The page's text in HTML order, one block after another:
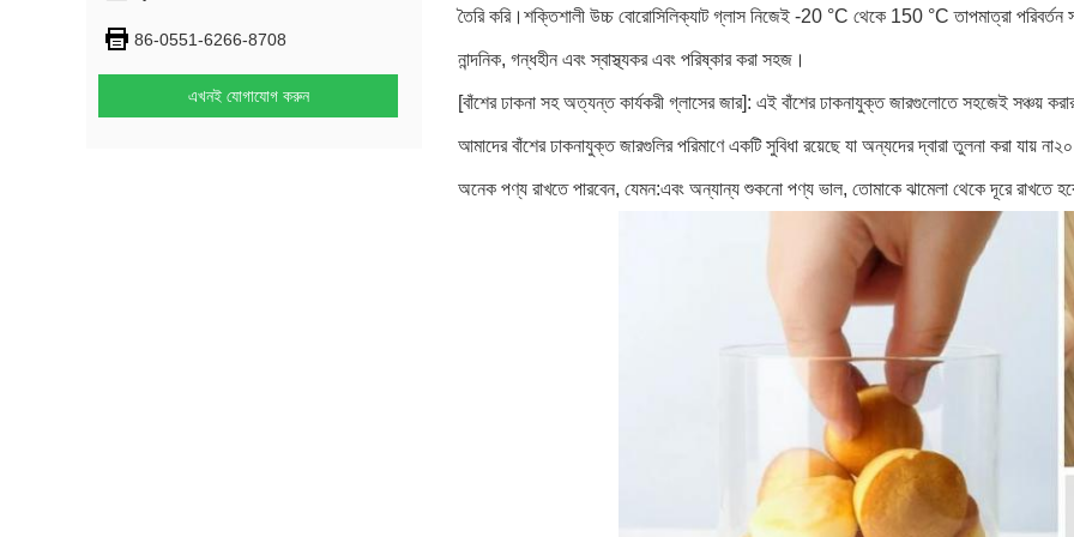
86-0551-6266-8708
এখনই যোগাযোগ করুন
তৈরি করি।শক্তিশালী উচ্চ বোরোসিলিক্যাট গ্লাস নিজেই -20 °C থেকে 150 °C তাপমাত্রা
নান্দনিক, গন্ধহীন এবং স্বাস্থ্যকর এবং পরিষ্কার করা সহজ।
[বাঁশের ঢাকনা সহ অত্যন্ত কার্যকরী গ্লাসের জার]: এই বাঁশের ঢাকনাযুক্ত জারগুলোতে সহজেই সঞ্চয়
আমাদের বাঁশের ঢাকনাযুক্ত জারগুলির পরিমাণে একটি সুবিধা রয়েছে যা অন্যদের দ্বারা তুলনা করা
অনেক পণ্য রাখতে পারবেন, যেমন:এবং অন্যান্য শুকনো পণ্য ভাল, তোমাকে ঝামেলা থেকে দূরে রাখতে